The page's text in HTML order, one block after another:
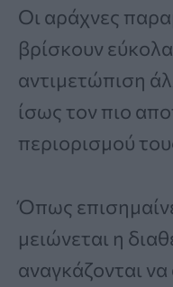
Οι αράχνες
βρίσκουν
αντιμετώπιση
ίσως τον πιο
περιορισμού
Όπως
μειώνεται η
αναγκάζονται